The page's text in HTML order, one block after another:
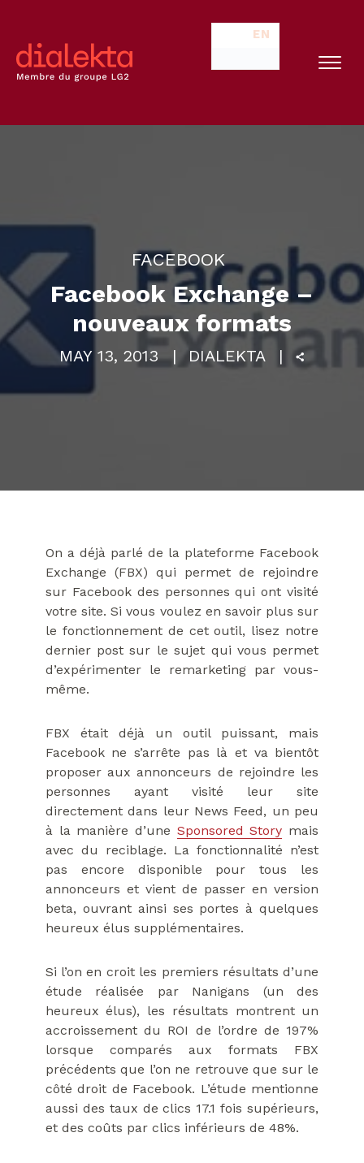
EN
FACEBOOK
Facebook Exchange –
nouveaux formats
MAY 13, 2013 DIALEKTA
On a déjà parlé de la plateforme Facebook
Exchange (FBX) qui permet de rejoindre
sur Facebook des personnes qui ont visité
votre site. Si vous voulez en savoir plus sur
le fonctionnement de cet outil, lisez notre
dernier post sur le sujet qui vous permet
d’expérimenter le remarketing par vous-
même.
FBX était déjà un outil puissant, mais
Facebook ne s’arrête pas là et va bientôt
proposer aux annonceurs de rejoindre les
personnes ayant visité leur site
directement dans leur News Feed, un peu
à la manière d’une Sponsored Story mais
avec du reciblage. La fonctionnalité n’est
pas encore disponible pour tous les
annonceurs et vient de passer en version
beta, ouvrant ainsi ses portes à quelques
heureux élus supplémentaires.
Si l’on en croit les premiers résultats d’une
étude réalisée par Nanigans (un des
heureux élus), les résultats montrent un
accroissement du ROI de l’ordre de 197%
lorsque comparés aux formats FBX
précédents que l’on ne retrouve que sur le
côté droit de Facebook. L’étude mentionne
aussi des taux de clics 17.1 fois supérieurs,
et des coûts par clics inférieurs de 48%.